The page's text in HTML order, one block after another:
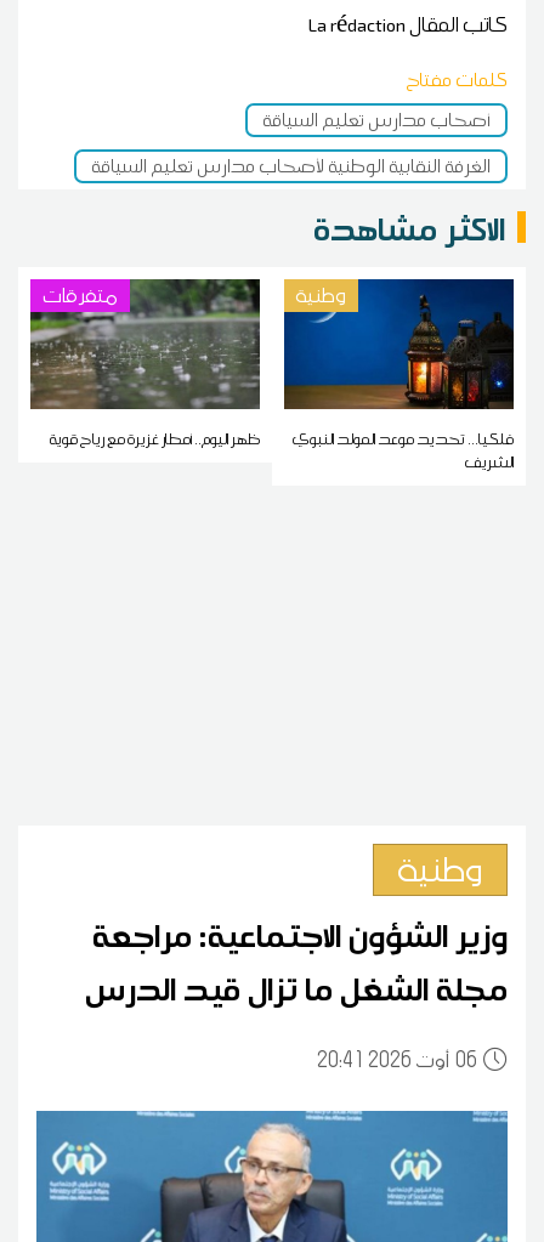
كاتب المقالLa rédaction
كلمات مفتاح
أصحاب مدارس تعليم السياقة
الغرفة النقابية الوطنية لأصحاب مدارس تعليم السياقة
الاكثر مشاهدة
وطنية
فلكيا... تحديد موعد المولد النبوي
الشريف
متفرقات
ظهر اليوم.. أمطار غزيرة مع رياح قوية
وطنية
وزير الشؤون الاجتماعية: مراجعة
مجلة الشغل ما تزال قيد الدرس
0620:41 2026 أوت